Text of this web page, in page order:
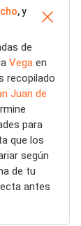
, y
de
Vega en
recopilado
Juan de
para
que los
según
de tu
antes